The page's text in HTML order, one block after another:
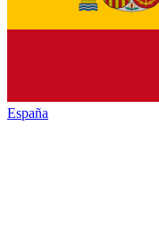
España